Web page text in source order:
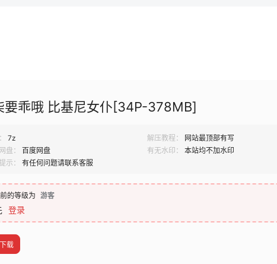
要乖哦 比基尼女仆[34P-378MB]
7z 解压教程：
网站最顶部有写
盘：
百度网盘 有无水印：
本站均不加水印
示：
有任何问题请联系客服
的等级为 游客
登录
载